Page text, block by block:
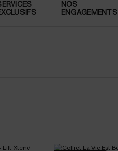
NOS
ENGAGEMENTS